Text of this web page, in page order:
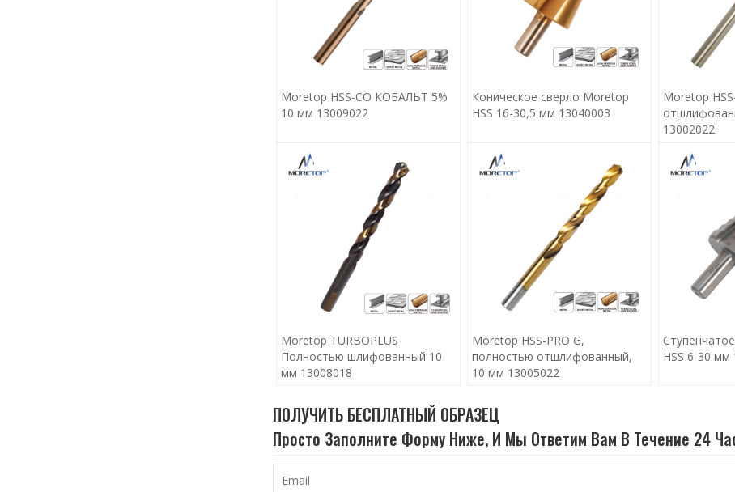
Moretop HSS-CO КОБАЛЬТ 5%
10 мм 13009022
Коническое сверло Moretop
HSS 16-30,5 мм 13040003
Moretop
13002022
Moretop TURBOPLUS
Полностью шлифованный 10
мм 13008018
Moretop HSS-PRO G,
полностью отшлифованный,
10 мм 13005022
HSS 6-30 мм
ПОЛУЧИТЬ БЕСПЛАТНЫЙ ОБРАЗЕЦ
Просто Заполните Форму Ниже, И Мы Ответим Вам В Течение 24